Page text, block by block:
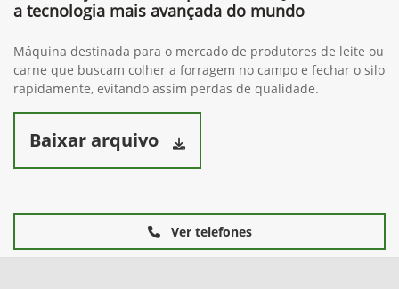
a tecnologia mais avançada do mundo
Máquina destinada para o mercado de produtores de leite ou
carne que buscam colher a forragem no campo e fechar o silo
rapidamente, evitando assim perdas de qualidade.
Baixar arquivo
Ver telefones